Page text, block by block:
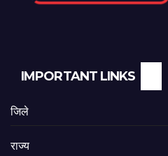
IMPORTANT LINKS
जिले
राज्य